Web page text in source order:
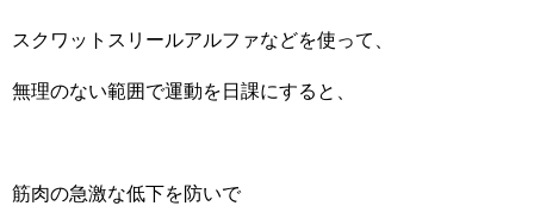
スクワットスリールアルファなどを使って、
無理のない範囲で運動を日課にすると、
筋肉の急激な低下を防いで